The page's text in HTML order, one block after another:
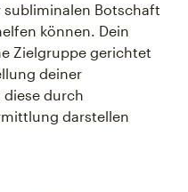
subliminalen Botschaft
können. Dein
Zielgruppe gerichtet
deiner
durch
darstellen